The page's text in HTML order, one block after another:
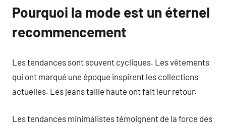
Pourquoi la mode est un éternel
recommencement
Les tendances sont souvent cycliques. Les vêtements
qui ont marqué une époque inspirent les collections
actuelles. Les jeans taille haute ont fait leur retour.
Les tendances minimalistes témoignent de la force des